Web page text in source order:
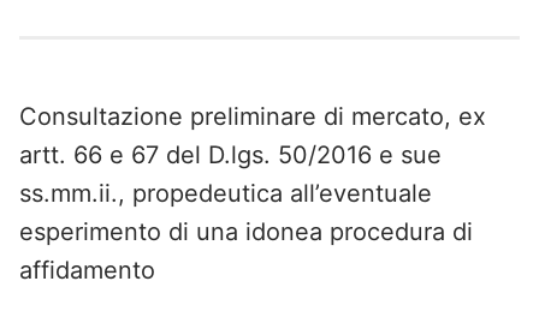
Consultazione preliminare di mercato, ex
artt. 66 e 67 del D.lgs. 50/2016 e sue
ss.mm.ii., propedeutica all’eventuale
esperimento di una idonea procedura di
affidamento